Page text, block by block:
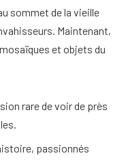
sommet de la vieille
Maintenant,
et objets du
rare de voir de près
passionnés